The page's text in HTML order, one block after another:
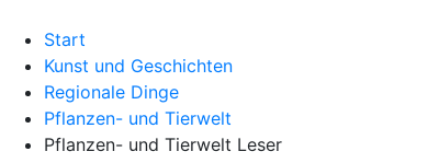
Start
Kunst und Geschichten
Regionale Dinge
Pflanzen- und Tierwelt
Pflanzen- und Tierwelt Leser